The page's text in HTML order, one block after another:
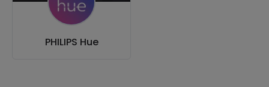
PHILIPS Hue